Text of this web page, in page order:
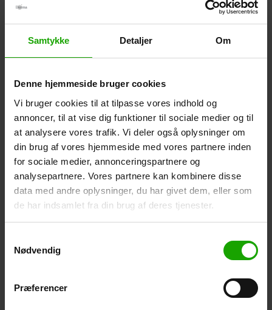
Samtykke Detaljer Om
Denne hjemmeside bruger cookies
Vi bruger cookies til at tilpasse vores indhold og
annoncer, til at vise dig funktioner til sociale medier og til
at analysere vores trafik. Vi deler også oplysninger om
din brug af vores hjemmeside med vores partnere inden
for sociale medier, annonceringspartnere og
analysepartnere. Vores partnere kan kombinere disse
data med andre oplysninger, du har givet dem, eller som
de har indsamlet fra din brug af deres tjenester.
Nødvendig
Præferencer
Derma Eco Babysalve
(100 ml)
Derma
Babyvådservietter
(64 stk)